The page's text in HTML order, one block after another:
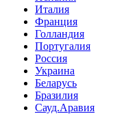
Италия
Франция
Голландия
Португалия
Россия
Украина
Беларусь
Бразилия
Сауд.Аравия